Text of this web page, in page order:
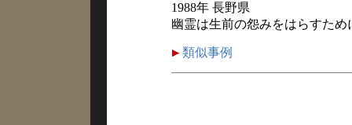
1988年 長野県
幽霊は生前の怨みをはらすた
類似事例